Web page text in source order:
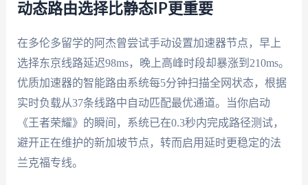
动态路由选择比静态IP更重要
在多伦多留学的阿杰曾尝试手动设置加速器节点，早上
选择东京线路延迟98ms，晚上高峰时段却暴涨到210ms。
优质加速器的智能路由系统每5分钟扫描全网状态，根据
实时负载从37条线路中自动匹配最优通道。当你启动
《王者荣耀》的瞬间，系统已在0.3秒内完成路径测试，
避开正在维护的新加坡节点，转而启用延时更稳定的法
兰克福专线。